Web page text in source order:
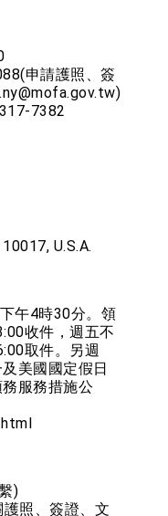
申請護照、簽
7382
U.S.A.
午4時30分。領
收件，週五不
取件。另週
美國國定假日
服務措施公
)
護照、簽證、文